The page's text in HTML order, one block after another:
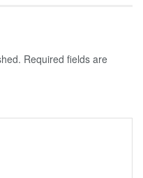
Required fields are